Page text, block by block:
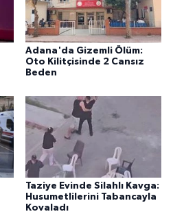
Adana'da Gizemli Ölüm:
Oto Kilitçisinde 2 Cansız
Beden
Taziye Evinde Silahlı Kavga:
Husumetlilerini Tabancayla
Kovaladı